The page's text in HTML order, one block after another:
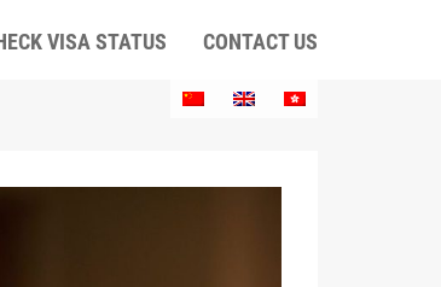
VISA STATUS CONTACT US